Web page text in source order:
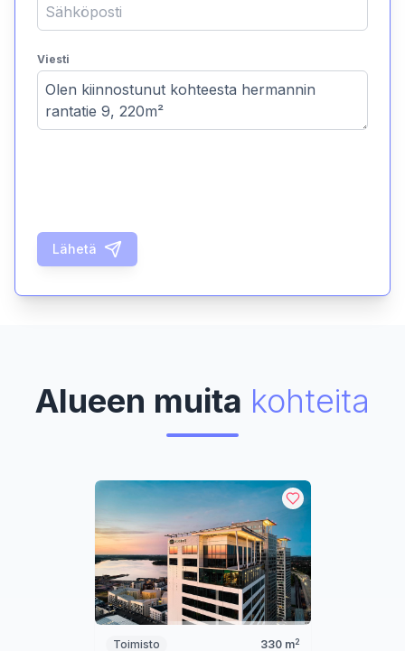
Viesti
Lähetä
Alueen muita kohteita
Toimisto 330m2